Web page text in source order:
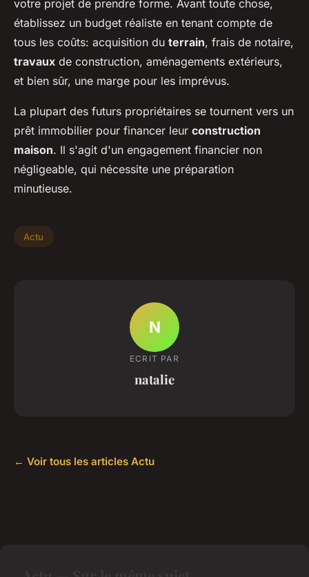
votre projet de prendre forme. Avant toute chose,
établissez un budget réaliste en tenant compte de
tous les coûts: acquisition du terrain, frais de notaire,
travaux de construction, aménagements extérieurs,
et bien sûr, une marge pour les imprévus.
La plupart des futurs propriétaires se tournent vers un
prêt immobilier pour financer leur construction
maison. Il s'agit d'un engagement financier non
négligeable, qui nécessite une préparation
minutieuse.
Actu
N
ECRIT PAR
natalie
← Voir tous les articles Actu